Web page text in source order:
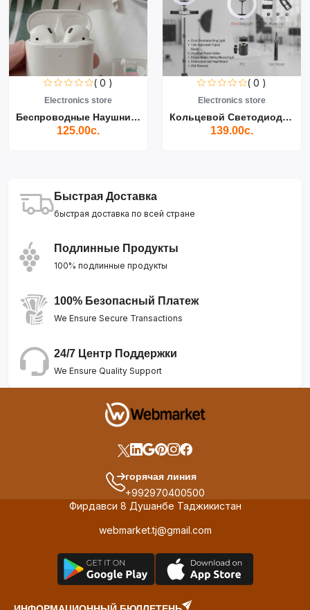
( 0 )
Electronics store
Беспроводные Наушники Air...
125.00с.
( 0 )
Electronics store
Кольцевой Светодиодный Св...
139.00с.
Быстрая Доставка
быстрая доставка по всей стране
Подлинные Продукты
100% подлинные продукты
100% Безопасный Платеж
We Ensure Secure Transactions
24/7 Центр Поддержки
We Ensure Quality Support
горячая линия
+992970400500
Фирдавси 8 Душанбе Таджикистан
webmarket.tj@gmail.com